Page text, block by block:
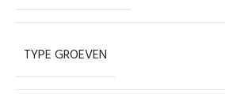
TYPE GROEVEN